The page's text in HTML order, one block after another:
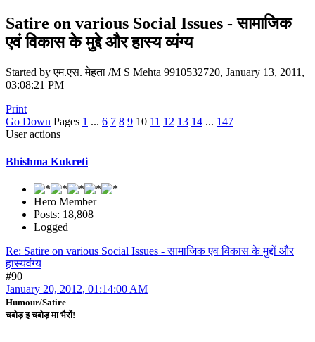
Satire on various Social Issues - सामाजिक
एवं विकास के मुद्दे और हास्य व्यंग्य
Started by एम.एस. मेहता /M S Mehta 9910532720, January 13, 2011,
03:08:21 PM
Print
Go Down Pages 1 ... 6 7 8 9 10 11 12 13 14 ... 147
User actions
Bhishma Kukreti
Hero Member
Posts: 18,808
Logged
Re: Satire on various Social Issues - सामाजिक एव विकास के मुद्दों और
हास्यवंग्य
#90
January 20, 2012, 01:14:00 AM
Humour/Satire
चबोड़ इ चबोड़ मा भैरों!